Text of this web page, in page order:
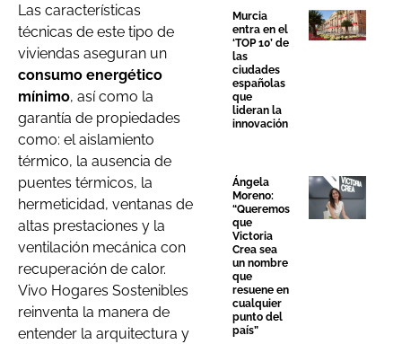
Las características
técnicas de este tipo de
viviendas aseguran un
consumo energético
mínimo, así como la
garantía de propiedades
como: el aislamiento
térmico, la ausencia de
puentes térmicos, la
hermeticidad, ventanas de
altas prestaciones y la
ventilación mecánica con
recuperación de calor.
Vivo Hogares Sostenibles
reinventa la manera de
entender la arquitectura y
Murcia
entra en el
‘TOP 10’ de
las
ciudades
españolas
que
lideran la
innovación
Ángela
Moreno:
“Queremos
que
Victoria
Crea sea
un nombre
que
resuene en
cualquier
punto del
país”